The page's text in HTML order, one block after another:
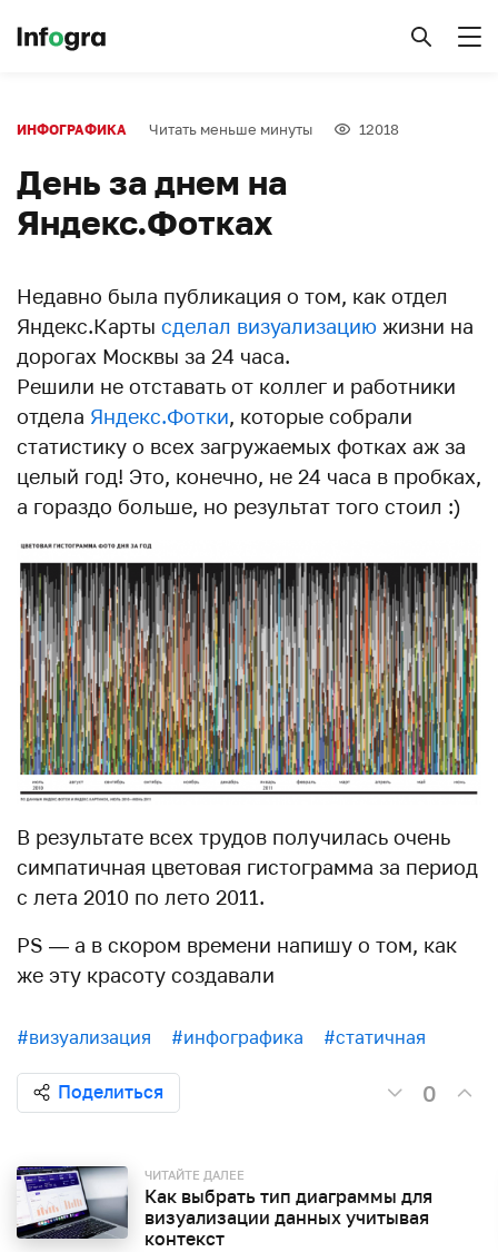
ИНФОГРАФИКА Читать меньше минуты 12018
День за днем на
Яндекс.Фотках
Недавно была публикация о том, как отдел
Яндекс.Карты сделал визуализацию жизни на
дорогах Москвы за 24 часа.
Решили не отставать от коллег и работники
отдела Яндекс.Фотки, которые собрали
статистику о всех загружаемых фотках аж за
целый год! Это, конечно, не 24 часа в пробках,
а гораздо больше, но результат того стоил :)
В результате всех трудов получилась очень
симпатичная цветовая гистограмма за период
с лета 2010 по лето 2011.
PS — а в скором времени напишу о том, как
же эту красоту создавали
#визуализация #инфографика #статичная
Поделиться 0
ЧИТАЙТЕ ДАЛЕЕ
Как выбрать тип диаграммы для
визуализации данных учитывая
контекст